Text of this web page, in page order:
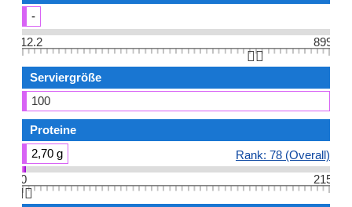
-
12.2
899
👆🏻
Serviergröße
100
Proteine
2,70 g
Rank: 78 (Overall)
0
215
👆🏻